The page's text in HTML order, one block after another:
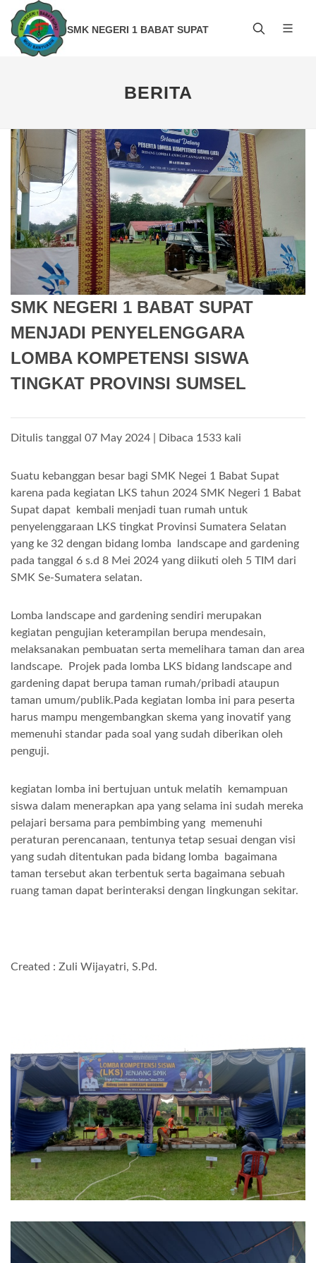
SMK NEGERI 1 BABAT SUPAT
BERITA
SMK NEGERI 1 BABAT SUPAT
MENJADI PENYELENGGARA
LOMBA KOMPETENSI SISWA
TINGKAT PROVINSI SUMSEL
Ditulis tanggal 07 May 2024 | Dibaca 1533 kali
Suatu kebanggan besar bagi SMK Negei 1 Babat Supat
karena pada kegiatan LKS tahun 2024 SMK Negeri 1 Babat
Supat dapat kembali menjadi tuan rumah untuk
penyelenggaraan LKS tingkat Provinsi Sumatera Selatan
yang ke 32 dengan bidang lomba landscape and gardening
pada tanggal 6 s.d 8 Mei 2024 yang diikuti oleh 5 TIM dari
SMK Se-Sumatera selatan.
Lomba landscape and gardening sendiri merupakan
kegiatan pengujian keterampilan berupa mendesain,
melaksanakan pembuatan serta memelihara taman dan area
landscape. Projek pada lomba LKS bidang landscape and
gardening dapat berupa taman rumah/pribadi ataupun
taman umum/publik.Pada kegiatan lomba ini para peserta
harus mampu mengembangkan skema yang inovatif yang
memenuhi standar pada soal yang sudah diberikan oleh
penguji.
kegiatan lomba ini bertujuan untuk melatih kemampuan
siswa dalam menerapkan apa yang selama ini sudah mereka
pelajari bersama para pembimbing yang memenuhi
peraturan perencanaan, tentunya tetap sesuai dengan visi
yang sudah ditentukan pada bidang lomba bagaimana
taman tersebut akan terbentuk serta bagaimana sebuah
ruang taman dapat berinteraksi dengan lingkungan sekitar.
Created : Zuli Wijayatri, S.Pd.